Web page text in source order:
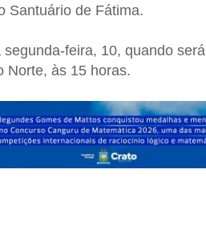
Santuário de Fátima.
feira, 10, quando será
Norte, às 15 horas.